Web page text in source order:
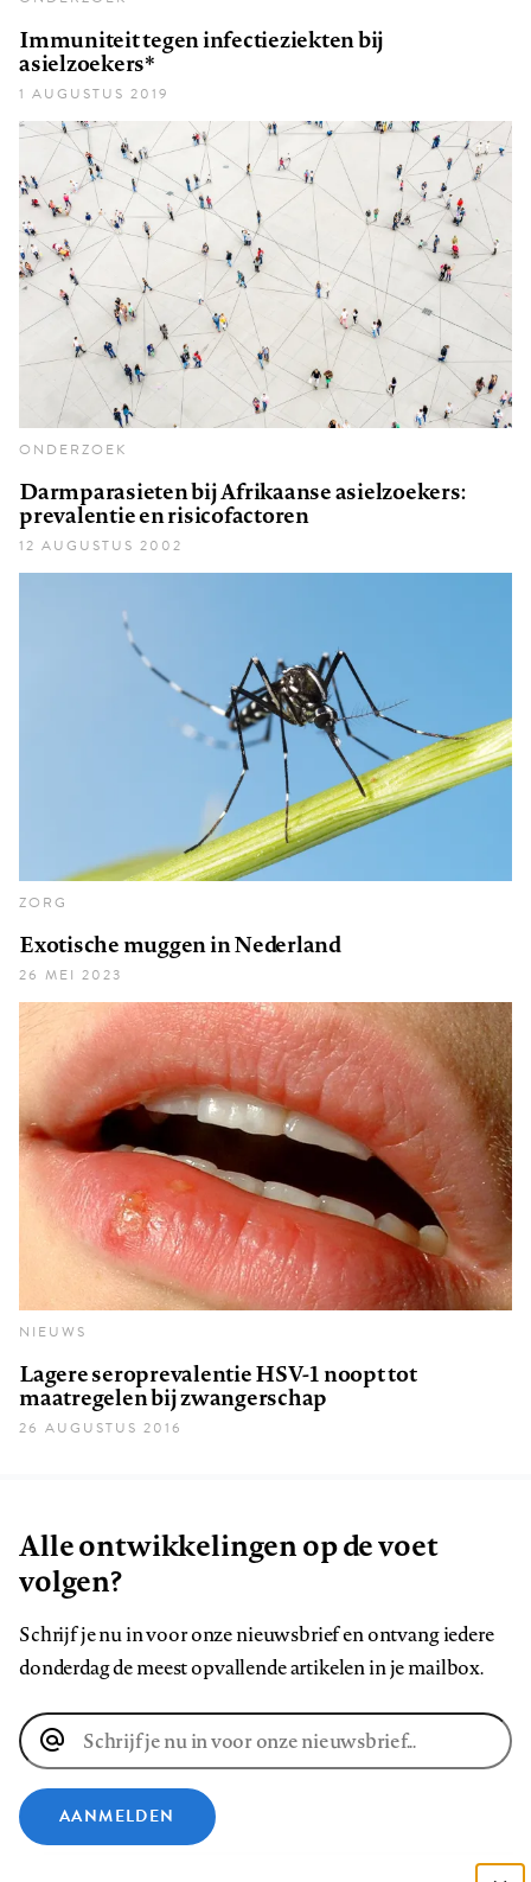
Immuniteit tegen infectieziekten bij
asielzoekers*
1 AUGUSTUS 2019
ONDERZOEK
Darmparasieten bij Afrikaanse asielzoekers:
prevalentie en risicofactoren
12 AUGUSTUS 2002
ZORG
Exotische muggen in Nederland
26 MEI 2023
NIEUWS
Lagere seroprevalentie HSV-1 noopt tot
maatregelen bij zwangerschap
26 AUGUSTUS 2016
Alle ontwikkelingen op de voet
volgen?
Schrijf je nu in voor onze nieuwsbrief en ontvang iedere
donderdag de meest opvallende artikelen in je mailbox.
E-
mailadres
AANMELDEN